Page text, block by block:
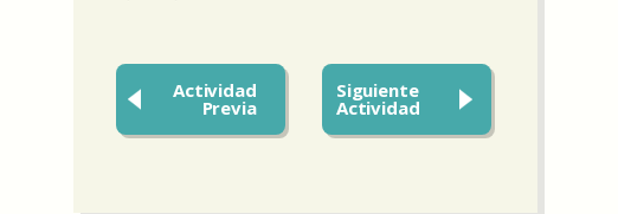
Actividad
Previa
Siguiente
Actividad